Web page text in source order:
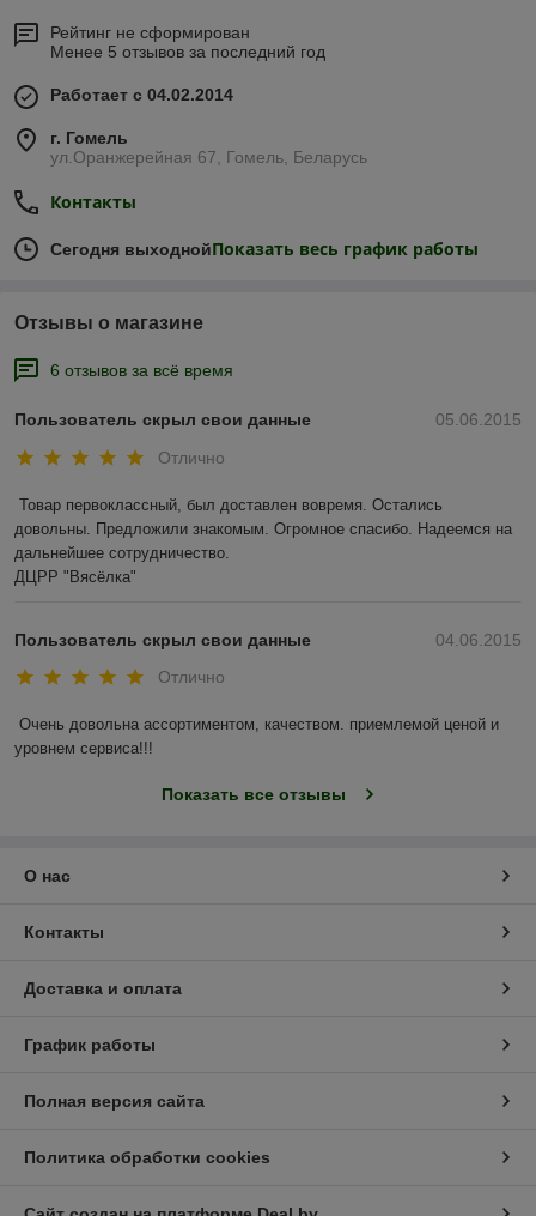
Рейтинг не сформирован
Менее 5 отзывов за последний год
Работает с 04.02.2014
г. Гомель
ул.Оранжерейная 67, Гомель, Беларусь
Контакты
Сегодня выходнойПоказать весь график работы
Отзывы о магазине
6 отзывов за всё время
05.06.2015
Пользователь скрыл свои данные
Отлично
Товар первоклассный, был доставлен вовремя. Остались
довольны. Предложили знакомым. Огромное спасибо. Надеемся на
дальнейшее сотрудничество.
ДЦРР "Вясёлка"
04.06.2015
Пользователь скрыл свои данные
Отлично
Очень довольна ассортиментом, качеством. приемлемой ценой и
уровнем сервиса!!!
Показать все отзывы
О нас
Контакты
Доставка и оплата
График работы
Полная версия сайта
Политика обработки cookies